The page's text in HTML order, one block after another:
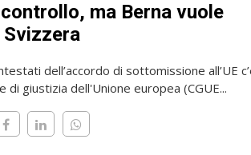
ma Berna vuole
dell’accordo di sottomissione all’UE
di giustizia dell'Unione europea (CGUE...